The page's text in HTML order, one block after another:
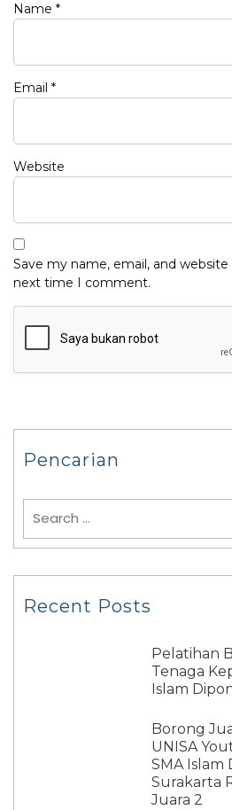
Name *
Email *
Website
Save my name, email, and
next time I comment.
Pencarian
Recent Posts
Pelatihan
Tenaga
Islam
Borong
UNISA
SMA Islam
Surakarta
Juara 2